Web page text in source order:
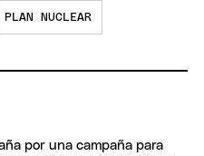
PLAN NUCLEAR
por una campaña para